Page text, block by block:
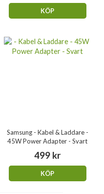
KÖP
Samsung - Kabel & Laddare -
45W Power Adapter - Svart
499 kr
KÖP